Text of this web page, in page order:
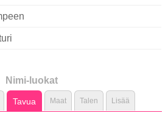
Nimi-luokat
Tavua Maat Talen Lisää